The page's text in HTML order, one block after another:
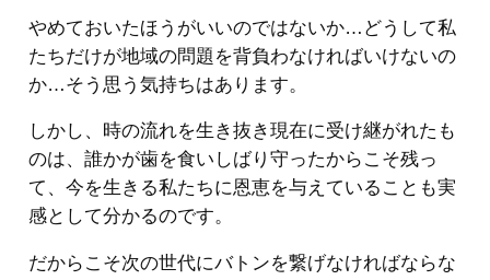
やめておいたほうがいいのではないか…どうして私
たちだけが地域の問題を背負わなければいけないの
か…そう思う気持ちはあります。
しかし、時の流れを生き抜き現在に受け継がれたも
のは、誰かが歯を食いしばり守ったからこそ残っ
て、今を生きる私たちに恩恵を与えていることも実
感として分かるのです。
だからこそ次の世代にバトンを繋げなければならな